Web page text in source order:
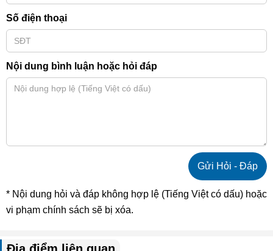
Số điện thoại
Nội dung bình luận hoặc hỏi đáp
* Nội dung hỏi và đáp không hợp lệ (Tiếng Việt có dấu) hoặc
vi phạm chính sách sẽ bị xóa.